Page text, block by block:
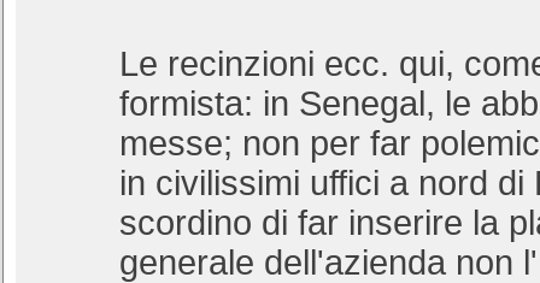
Le recinzioni ecc. qui,
formista: in Senegal, le
messe; non per far
in civilissimi uffici a nord di
scordino di far inserire la
generale dell'azienda non